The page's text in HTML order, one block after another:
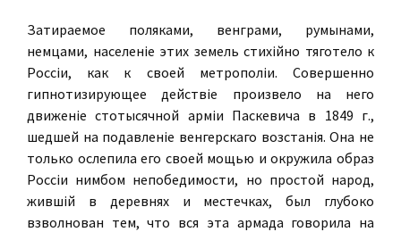
Затираемое поляками, венграми, румынами,
немцами, населенiе этих земель стихiйно тяготело к
Россiи, как к своей метрополiи. Совершенно
гипнотизирующее действiе произвело на него
движенiе стотысячной армiи Паскевича в 1849 г.,
шедшей на подавленiе венгерскаго возстанiя. Она не
только ослепила его своей мощью и окружила образ
Россiи нимбом непобедимости, но простой народ,
жившiй в деревнях и местечках, был глубоко
взволнован тем, что вся эта армада говорила на